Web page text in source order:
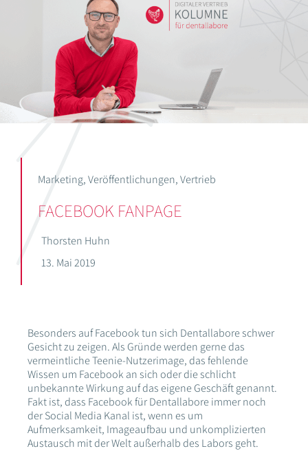
Marketing,Veröffentlichungen,Vertrieb
FACEBOOK FANPAGE
Thorsten Huhn
13. Mai 2019
Besonders auf Facebook tun sich Dentallabore schwer
Gesicht zu zeigen. Als Gründe werden gerne das
vermeintliche Teenie-Nutzerimage, das fehlende
Wissen um Facebook an sich oder die schlicht
unbekannte Wirkung auf das eigene Geschäft genannt.
Fakt ist, dass Facebook für Dentallabore immer noch
der Social Media Kanal ist, wenn es um
Aufmerksamkeit, Imageaufbau und unkomplizierten
Austausch mit der Welt außerhalb des Labors geht.